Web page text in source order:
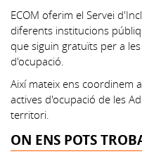
ECOM oferim el Servei
diferents institucions
que siguin gratuïts per a
d'ocupació.
Així mateix ens coordinem
actives d'ocupació de les
territori.
ON ENS POTS